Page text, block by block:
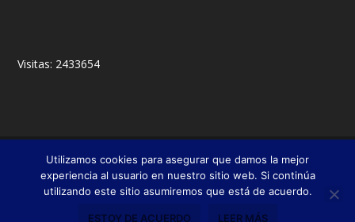
Visitas: 2433654
© 2018,Francisco Javier Fernández Chento & Mitxel
Olabuénaga|Zona privada
Esta web es una iniciativa privada de sus autores y no está relacionada con
Utilizamos cookies para asegurar que damos la mejor
experiencia al usuario en nuestro sitio web. Si continúa
utilizando este sitio asumiremos que está de acuerdo.
ESTOY DE ACUERDO LEER MÁS